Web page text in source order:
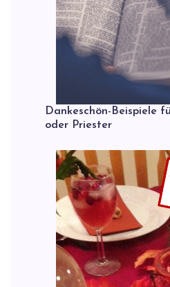
Dankeschön-Beispiele
oder Priester